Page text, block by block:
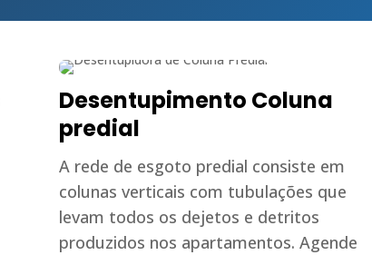
Desentupimento Coluna
predial
A rede de esgoto predial consiste em
colunas verticais com tubulações que
levam todos os dejetos e detritos
produzidos nos apartamentos. Agende